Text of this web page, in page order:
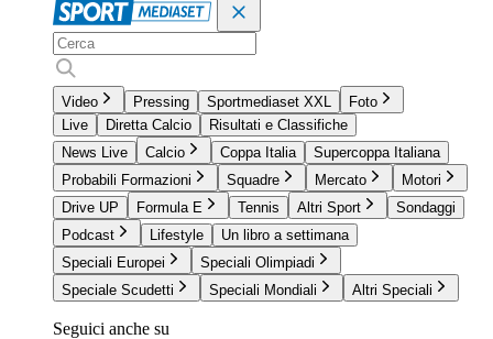
Video Pressing Sportmediaset XXL
Foto
Live
Diretta Calcio
Risultati e Classifiche
News Live
Calcio Coppa Italia
Supercoppa Italiana
Probabili Formazioni
Squadre Mercato
Motori
Drive UP
Formula E Tennis Altri Sport
Sondaggi
Podcast
Lifestyle
Un libro a settimana
Speciali Europei
Speciali Olimpiadi
Speciale Scudetti
Speciali Mondiali Altri Speciali
Seguici anche su